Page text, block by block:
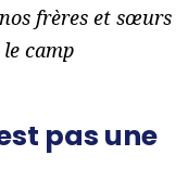
frères et sœurs
camp
pas une